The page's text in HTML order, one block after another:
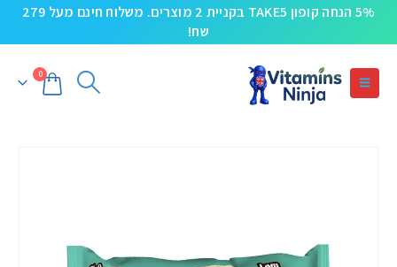
5% הנחה קופון TAKE5 בקניית 2 מוצרים. משלוח חינם מעל 279
שח!
0